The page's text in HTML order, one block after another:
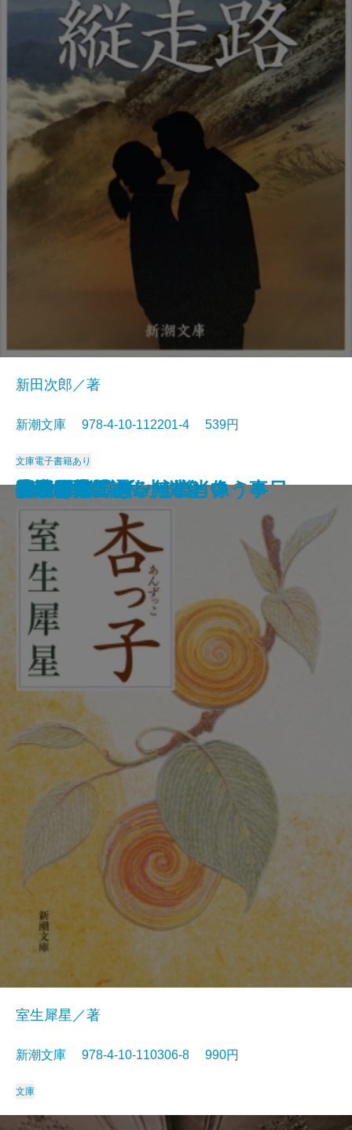
沈める滝
氷壁
総会屋錦城
夜と霧の隅で
虹いくたび
われらの時代
赤い影法師
イワン・デニーソヴィチの一日
リルケ詩集
縦走路
新田次郎／著
新潮文庫 978-4-10-112201-4 539円
文庫電子書籍あり
杏っ子
室生犀星／著
新潮文庫 978-4-10-110306-8 990円
文庫
ドリアン・グレイの肖像
Xへの手紙・私小説論
挽歌
吾輩は猫である
作家の顔
花のれん
小説日本芸譚
モオツァルト・無常という事
女であること